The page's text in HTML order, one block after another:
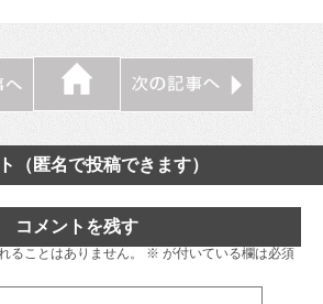
（匿名で投稿できます）
コメントを残す
ることはありません。 ※ が付いている欄は必須